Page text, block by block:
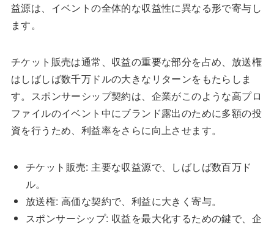
益源は、イベントの全体的な収益性に異なる形で寄与し
ます。
チケット販売は通常、収益の重要な部分を占め、放送権
はしばしば数千万ドルの大きなリターンをもたらしま
す。スポンサーシップ契約は、企業がこのような高プロ
ファイルのイベント中にブランド露出のために多額の投
資を行うため、利益率をさらに向上させます。
チケット販売: 主要な収益源で、しばしば数百万ド
ル。
放送権: 高価な契約で、利益に大きく寄与。
スポンサーシップ: 収益を最大化するための鍵で、企